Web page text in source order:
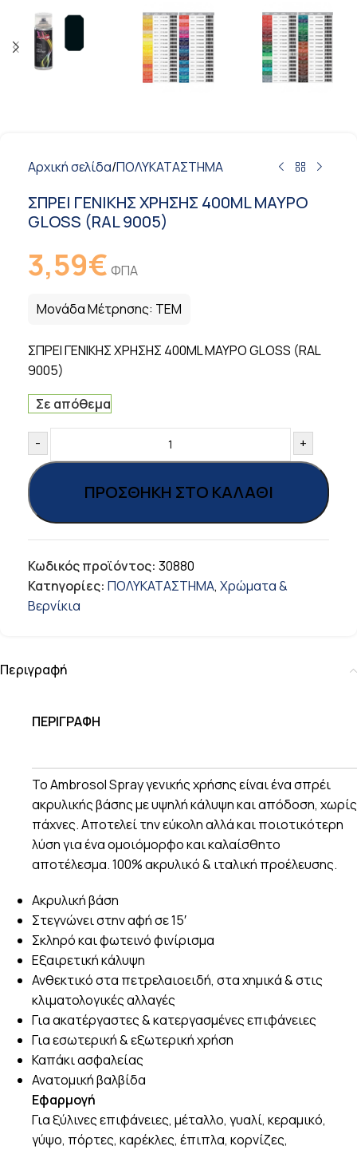
Αρχική σελίδα/ΠΟΛΥΚΑΤΑΣΤΗΜΑ
ΣΠΡΕΙ ΓΕΝΙΚΗΣ ΧΡΗΣΗΣ 400ML ΜΑΥΡΟ
GLOSS (RAL 9005)
3,59€ ΦΠΑ
Μονάδα Μέτρησης: ΤΕΜ
ΣΠΡΕΙ ΓΕΝΙΚΗΣ ΧΡΗΣΗΣ 400ML ΜΑΥΡΟ GLOSS (RAL
9005)
Σε απόθεμα
- +
ΠΡΟΣΘΉΚΗ ΣΤΟ ΚΑΛΆΘΙ
Κωδικός προϊόντος: 30880
Κατηγορίες: ΠΟΛΥΚΑΤΑΣΤΗΜΑ, Χρώματα &
Βερνίκια
Περιγραφή
ΠΕΡΙΓΡΑΦΗ
To Ambrosol Spray γενικής χρήσης είναι ένα σπρέι
ακρυλικής βάσης με υψηλή κάλυψη και απόδοση, χωρίς
πάχνες. Αποτελεί την εύκολη αλλά και ποιοτικότερη
λύση για ένα ομοιόμορφο και καλαίσθητο
αποτέλεσμα. 100% ακρυλικό & ιταλική προέλευσης.
Ακρυλική βάση
Στεγνώνει στην αφή σε 15′
Σκληρό και φωτεινό φινίρισμα
Εξαιρετική κάλυψη
Ανθεκτικό στα πετρελαιοειδή, στα χημικά & στις
κλιματολογικές αλλαγές
Για ακατέργαστες & κατεργασμένες επιφάνειες
Για εσωτερική & εξωτερική χρήση
Καπάκι ασφαλείας
Ανατομική βαλβίδα
Εφαρμογή
Για ξύλινες επιφάνειες, μέταλλο, γυαλί, κεραμικό,
γύψο, πόρτες, καρέκλες, έπιπλα, κορνίζες,